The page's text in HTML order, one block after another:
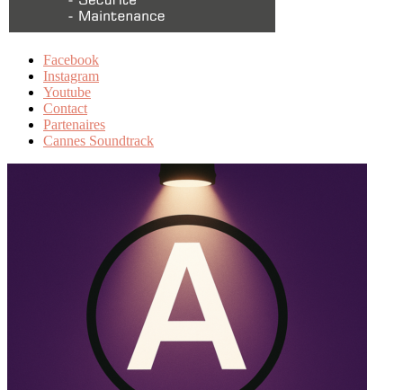
Facebook
Instagram
Youtube
Contact
Partenaires
Cannes Soundtrack